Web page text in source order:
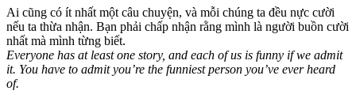
Ai cũng có ít nhất một câu chuyện, và mỗi chúng ta đều nực cười
nếu ta thừa nhận. Bạn phải chấp nhận rằng mình là người buồn cười
nhất mà mình từng biết.
Everyone has at least one story, and each of us is funny if we admit
it. You have to admit you’re the funniest person you’ve ever heard
of.